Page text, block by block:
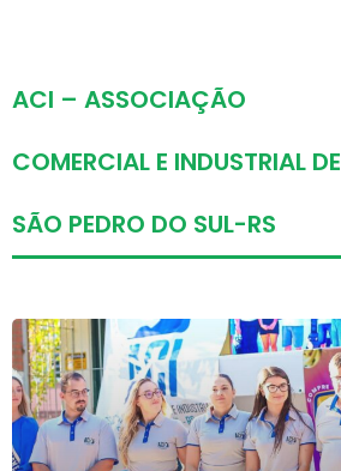
ACI – ASSOCIAÇÃO
COMERCIAL E INDUSTRIAL DE
SÃO PEDRO DO SUL-RS